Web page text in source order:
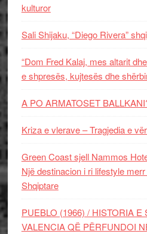
kulturor
Sali Shijaku, “Diego Rivera”
“Dom Fred Kalaj, mes altarit
e shpresës, kujtesës dhe
A PO ARMATOSET
Kriza e vlerave – Tragjedia e
Green Coast sjell Nammos
Një destinacion i ri lifestyle
Shqiptare
PUEBLO (1966) / HISTORIA
VALENCIA QË PËRFUNDOI